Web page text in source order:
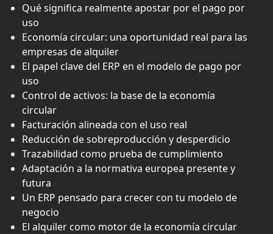
Qué significa realmente apostar por el pago por
uso
Economía circular: una oportunidad real para las
empresas de alquiler
El papel clave del ERP en el modelo de pago por
uso
Control de activos: la base de la economía
circular
Facturación alineada con el uso real
Reducción de sobreproducción y desperdicio
Trazabilidad como prueba de cumplimiento
Adaptación a la normativa europea presente y
futura
Un ERP pensado para crecer con tu modelo de
negocio
El alquiler como motor de la economía circular